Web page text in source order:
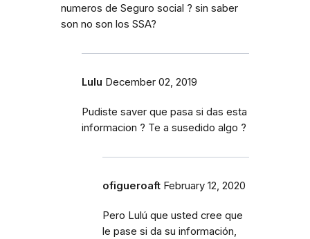
numeros de Seguro social ? sin saber
son no son los SSA?
Lulu December 02, 2019
Pudiste saver que pasa si das esta
informacion ? Te a susedido algo ?
ofigueroaft February 12, 2020
Pero Lulú que usted cree que
le pase si da su información,